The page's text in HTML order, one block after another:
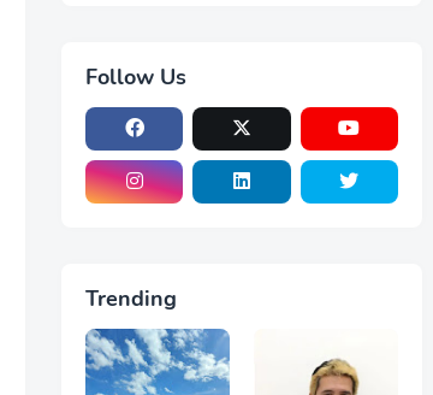
Follow Us
Trending